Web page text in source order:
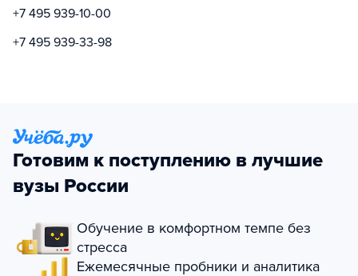
+7 495 939-10-00
+7 495 939-33-98
Готовим к поступлению в лучшие
вузы России
Обучение в комфортном темпе без
стресса
Ежемесячные пробники и аналитика